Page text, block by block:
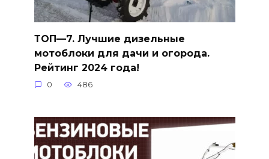
ТОП—7. Лучшие дизельные
мотоблоки для дачи и огорода.
Рейтинг 2024 года!
0 486